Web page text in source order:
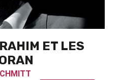
ET LES